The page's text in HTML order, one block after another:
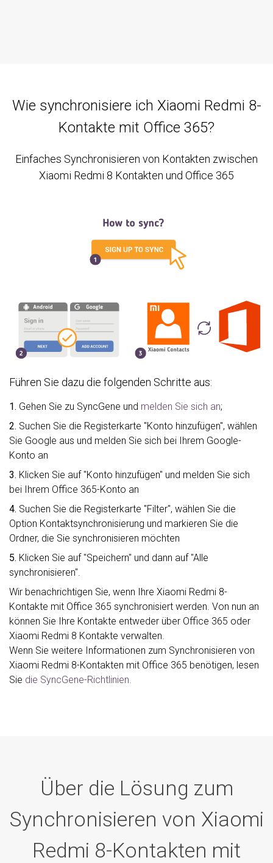
Wie synchronisiere ich Xiaomi Redmi 8-
Kontakte mit Office 365?
Einfaches Synchronisieren von Kontakten zwischen
Xiaomi Redmi 8 Kontakten und Office 365
Führen Sie dazu die folgenden Schritte aus:
1. Gehen Sie zu SyncGene und melden Sie sich an;
2. Suchen Sie die Registerkarte "Konto hinzufügen", wählen
Sie Google aus und melden Sie sich bei Ihrem Google-
Konto an
3. Klicken Sie auf "Konto hinzufügen" und melden Sie sich
bei Ihrem Office 365-Konto an
4. Suchen Sie die Registerkarte "Filter", wählen Sie die
Option Kontaktsynchronisierung und markieren Sie die
Ordner, die Sie synchronisieren möchten
5. Klicken Sie auf "Speichern" und dann auf "Alle
synchronisieren".
Wir benachrichtigen Sie, wenn Ihre Xiaomi Redmi 8-
Kontakte mit Office 365 synchronisiert werden. Von nun an
können Sie Ihre Kontakte entweder über Office 365 oder
Xiaomi Redmi 8 Kontakte verwalten.
Wenn Sie weitere Informationen zum Synchronisieren von
Xiaomi Redmi 8-Kontakten mit Office 365 benötigen, lesen
Sie die SyncGene-Richtlinien.
Über die Lösung zum
Synchronisieren von Xiaomi
Redmi 8-Kontakten mit